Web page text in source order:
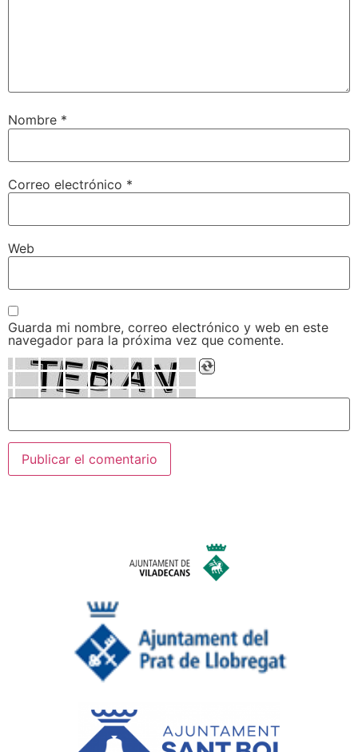
Nombre *
Correo electrónico *
Web
Guarda mi nombre, correo electrónico y web en este
navegador para la próxima vez que comente.